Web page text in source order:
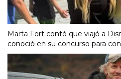
Marta Fort contó que viajó a
conoció en su concurso para